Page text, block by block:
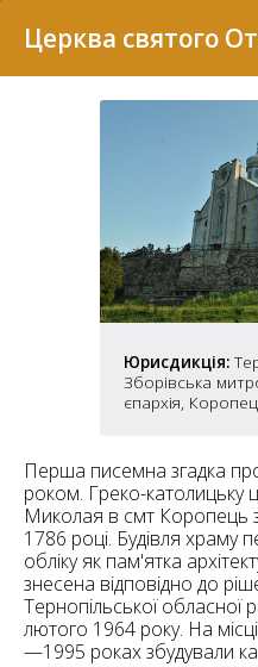
Церква святого
Юрисдикція:
Зборівська
єпархія,
Перша писемна згадка
роком. Греко-католицьку
Миколая в смт Коропець
1786 році. Будівля
обліку як пам'ятка
знесена відповідно до
Тернопільської обласної
лютого 1964 року. На
—1995 роках збудували
182
22
10
6
Перелік